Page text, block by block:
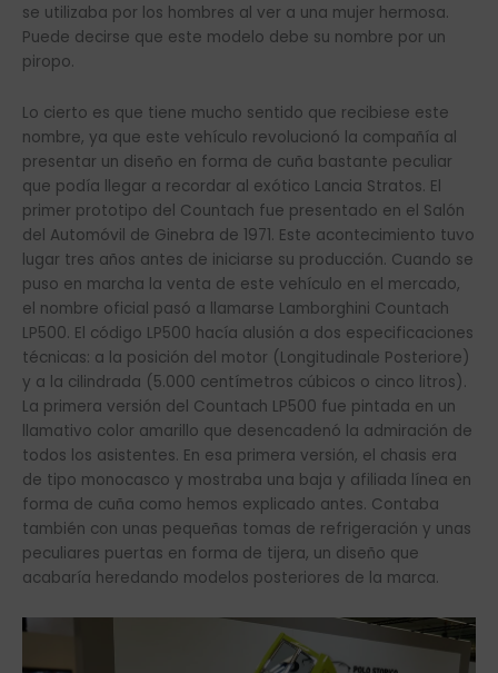
se utilizaba por los hombres al ver a una mujer hermosa.
Puede decirse que este modelo debe su nombre por un
piropo.
Lo cierto es que tiene mucho sentido que recibiese este
nombre, ya que este vehículo revolucionó la compañía al
presentar un diseño en forma de cuña bastante peculiar
que podía llegar a recordar al exótico Lancia Stratos. El
primer prototipo del Countach fue presentado en el Salón
del Automóvil de Ginebra de 1971. Este acontecimiento tuvo
lugar tres años antes de iniciarse su producción. Cuando se
puso en marcha la venta de este vehículo en el mercado,
el nombre oficial pasó a llamarse Lamborghini Countach
LP500. El código LP500 hacía alusión a dos especificaciones
técnicas: a la posición del motor (Longitudinale Posteriore)
y a la cilindrada (5.000 centímetros cúbicos o cinco litros).
La primera versión del Countach LP500 fue pintada en un
llamativo color amarillo que desencadenó la admiración de
todos los asistentes. En esa primera versión, el chasis era
de tipo monocasco y mostraba una baja y afiliada línea en
forma de cuña como hemos explicado antes. Contaba
también con unas pequeñas tomas de refrigeración y unas
peculiares puertas en forma de tijera, un diseño que
acabaría heredando modelos posteriores de la marca.